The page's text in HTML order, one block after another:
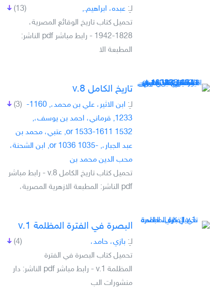
(13) لـِ: عبده، ابراهيم.‏,
تحميل كتاب تاريخ الوقائع المصرية،
1828-1942 - رابط مباشر pdf الناشر:
المطبعة الا
تاريخ الكامل v.8
(3) لـِ:
ابن الاثير، علي بن محمد،, 1160-
1233, قرماني، احمد بن يوسف،,
1532 or 1533-1611, عتبي، محمد بن
عبد الجبار،, -1035 or 1036, ابن الشحنة،
محب الدين محمد بن
تحميل كتاب تاريخ الكامل v.8 - رابط مباشر
pdf الناشر: المطبعة الازهرية المصرية،
البصرة في الفترة المظلمة v.1
(4) لـِ: بازي، حامد،
تحميل كتاب البصرة في الفترة
المظلمة v.1 - رابط مباشر pdf الناشر: دار
منشورات الب